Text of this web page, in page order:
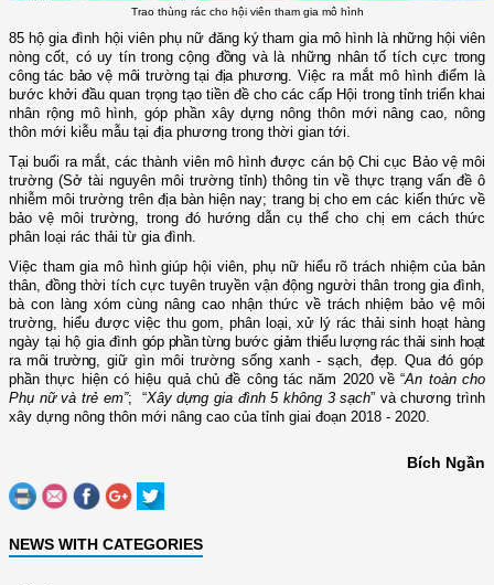
Trao thùng rác cho hội viên tham gia mô hình
85 hộ gia đình hội viên phụ nữđăng kýtham gia mô hình là những hội viên
nòng cốt, có uy tín trong cộng đồng và là những nhân tố tích cực trong
công tác bảo vệ môi trường tại địa phương.
Việc ra mắt mô hình điểm là
bước khởi đầu quan trọng tạo tiền đề cho các cấp Hội trong tỉnh triển khai
nhân rộng mô hình, góp phần xây dựng nông thôn mới nâng cao , nông
thôn mới kiễu mẫu tại địa phương trong thời gian tới.
Tại buổi ra mắt, các thành viên mô hình được cán bộChi cục Bảo vệ môi
trường (Sở tài nguyên môi trường tỉnh) thông tin về thực trạng vấn đề ô
nhiễmmôi trường trên địa bàn hiện nay; trang bị cho em các kiến thức về
bảo vệ môi trường, trong đó hướng dẫncụ thể cho chị em cách thức
phân loại rác thải từ gia đình.
Việc tham gia mô hình giúp hội viên, phụ nữ hiểu rõ trách nhiệm của bản
thân, đồng thời tích cực tuyên truyền vận động người thân trong gia đình,
bà con làng xóm cùng nâng cao nhận thức về trách nhiệmbảo vệ môi
trường, hiểu được việc thu gom, phân loại, xử lý rác thải sinh hoạt hàng
ngày tại hộ gia đình góp phần từng bước giảm thiểu lượng rác thải sinh hoạt
ra môi trường
giữ gìn môi trường sống xanh - sạch, đẹp. Qua đó góp
phầnthực hiện có hiệu quả chủ đề công tác năm 2020về “An toàn cho
Phụ nữvà trẻ em”; “Xây dựng gia đình 5 không 3 sạch” và chương trình
xây dựng nông thôn mới nâng cao của tỉnh giai đoạn 2018 - 2020.
Bích Ngần
NEWS WITH CATEGORIES